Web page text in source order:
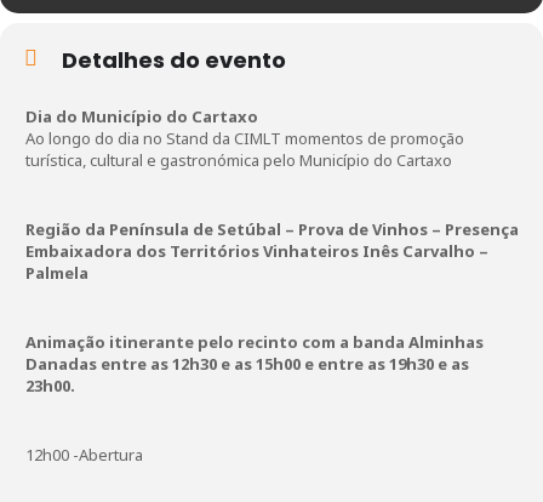
Detalhes do evento
Dia do Município do Cartaxo
Ao longo do dia no Stand da CIMLT momentos de promoção
turística, cultural e gastronómica pelo Município do Cartaxo
Região da Península de Setúbal – Prova de Vinhos – Presença
Embaixadora dos Territórios Vinhateiros Inês Carvalho –
Palmela
Animação itinerante pelo recinto com a banda Alminhas
Danadas entre as 12h30 e as 15h00 e entre as 19h30 e as
23h00.
12h00 -Abertura